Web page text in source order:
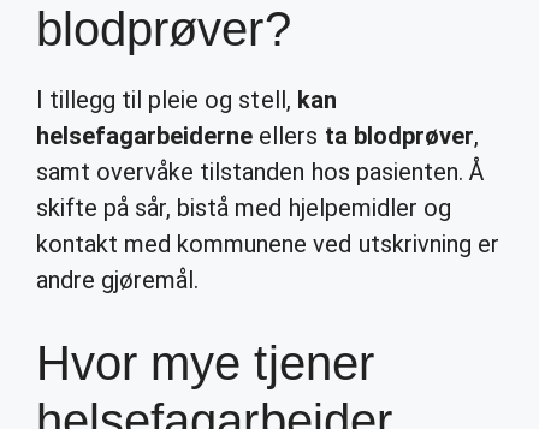
blodprøver?
I tillegg til pleie og stell, kan
helsefagarbeiderne ellers ta blodprøver,
samt overvåke tilstanden hos pasienten. Å
skifte på sår, bistå med hjelpemidler og
kontakt med kommunene ved utskrivning er
andre gjøremål.
Hvor mye tjener